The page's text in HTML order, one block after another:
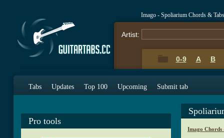
Imago - Spoliarium Chords & Tabs
Artist:
0-9 A B
Tabs Updates Top 100 Upcoming Submit tab
Pro tools
Imago Chords